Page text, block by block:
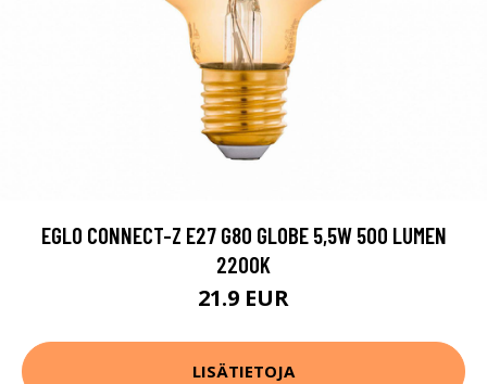
EGLO CONNECT-Z E27 G80 GLOBE 5,5W 500 LUMEN
2200K
21.9 EUR
LISÄTIETOJA